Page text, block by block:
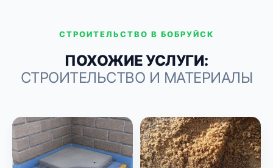
СТРОИТЕЛЬСТВО В БОБРУЙСК
ПОХОЖИЕ УСЛУГИ:
СТРОИТЕЛЬСТВО И МАТЕРИАЛЫ